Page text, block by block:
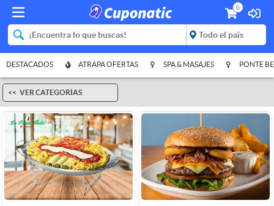
0
DESTACADOS ATRAPA OFERTAS SPA & MASAJES PONTE
VER CATEGORÍAS